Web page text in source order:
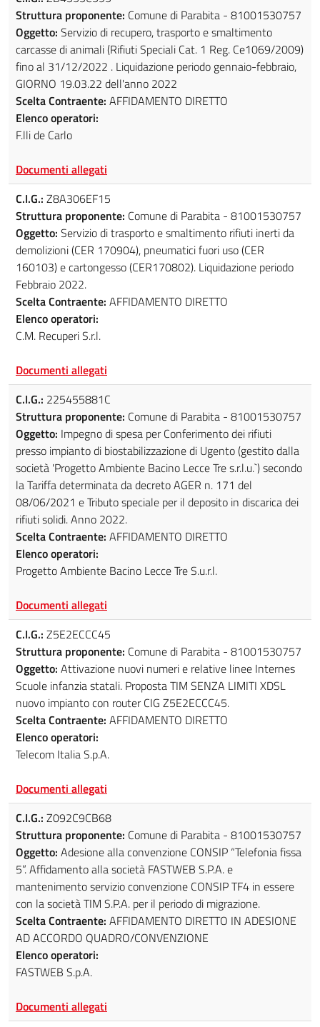
Struttura proponente: Comune di Parabita - 81001530757
Oggetto: Servizio di recupero, trasporto e smaltimento
carcasse di animali (Rifiuti Speciali Cat. 1 Reg. Ce1069/2009)
fino al 31/12/2022 . Liquidazione periodo gennaio-febbraio,
GIORNO 19.03.22 dell'anno 2022
Scelta Contraente: AFFIDAMENTO DIRETTO
Elenco operatori:
F.lli de Carlo
Documenti allegati
C.I.G.: Z8A306EF15
Struttura proponente: Comune di Parabita - 81001530757
Oggetto: Servizio di trasporto e smaltimento rifiuti inerti da
demolizioni (CER 170904), pneumatici fuori uso (CER
160103) e cartongesso (CER170802). Liquidazione periodo
Febbraio 2022.
Scelta Contraente: AFFIDAMENTO DIRETTO
Elenco operatori:
C.M. Recuperi S.r.l.
Documenti allegati
C.I.G.: 225455881C
Struttura proponente: Comune di Parabita - 81001530757
Oggetto: Impegno di spesa per Conferimento dei rifiuti
presso impianto di biostabilizzazione di Ugento (gestito dalla
società 'Progetto Ambiente Bacino Lecce Tre s.r.l.u.`) secondo
la Tariffa determinata da decreto AGER n. 171 del
08/06/2021 e Tributo speciale per il deposito in discarica dei
rifiuti solidi. Anno 2022.
Scelta Contraente: AFFIDAMENTO DIRETTO
Elenco operatori:
Progetto Ambiente Bacino Lecce Tre S.u.r.l.
Documenti allegati
C.I.G.: Z5E2ECCC45
Struttura proponente: Comune di Parabita - 81001530757
Oggetto: Attivazione nuovi numeri e relative linee Internes
Scuole infanzia statali. Proposta TIM SENZA LIMITI XDSL
nuovo impianto con router CIG Z5E2ECCC45.
Scelta Contraente: AFFIDAMENTO DIRETTO
Elenco operatori:
Telecom Italia S.p.A.
Documenti allegati
C.I.G.: Z092C9CB68
Struttura proponente: Comune di Parabita - 81001530757
Oggetto: Adesione alla convenzione CONSIP “Telefonia fissa
5”. Affidamento alla società FASTWEB S.P.A. e
mantenimento servizio convenzione CONSIP TF4 in essere
con la società TIM S.P.A. per il periodo di migrazione.
Scelta Contraente: AFFIDAMENTO DIRETTO IN ADESIONE
AD ACCORDO QUADRO/CONVENZIONE
Elenco operatori:
FASTWEB S.p.A.
Documenti allegati